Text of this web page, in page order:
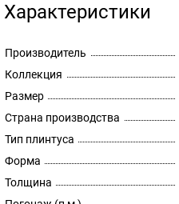
Характеристики
Производитель
Коллекция
Размер
Страна производства
Тип плинтуса
Форма
Толщина